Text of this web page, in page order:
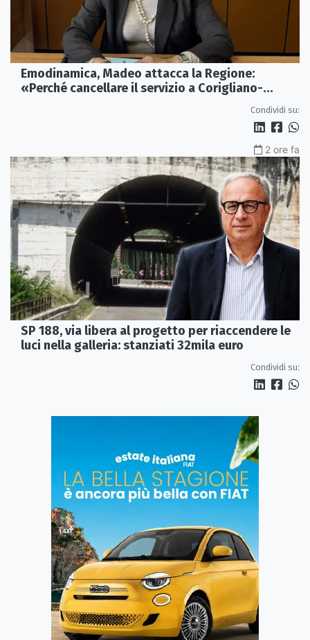
Emodinamica, Madeo attacca la Regione:
«Perché cancellare il servizio a Corigliano-
Condividi su:
2 ore fa
SP 188, via libera al progetto per riaccendere le
luci nella galleria: stanziati 32mila euro
Condividi su: